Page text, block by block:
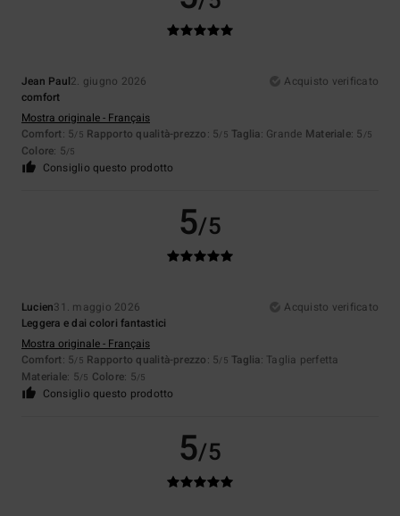
Jean Paul2. giugno 2026
Acquisto verificato
comfort
Mostra originale - Français
Comfort: 5/5 Rapporto qualità-prezzo: 5/5 Taglia: Grande Materiale: 5 /5
Colore: 5/5
Consiglio questo prodotto
5/5
Lucien31. maggio 2026
Acquisto verificato
Leggera e dai colori fantastici
Mostra originale - Français
Comfort: 5/5 Rapporto qualità-prezzo: 5/5 Taglia: Taglia perfetta
Materiale: 5/5 Colore: 5/5
Consiglio questo prodotto
5/5